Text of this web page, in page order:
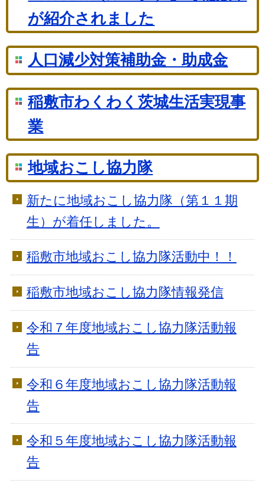
が紹介されました
人口減少対策補助金・助成金
稲敷市わくわく茨城生活実現事
業
地域おこし協力隊
新たに地域おこし協力隊（第１１期
生）が着任しました。
稲敷市地域おこし協力隊活動中！！
稲敷市地域おこし協力隊情報発信
令和７年度地域おこし協力隊活動報
告
令和６年度地域おこし協力隊活動報
告
令和５年度地域おこし協力隊活動報
告